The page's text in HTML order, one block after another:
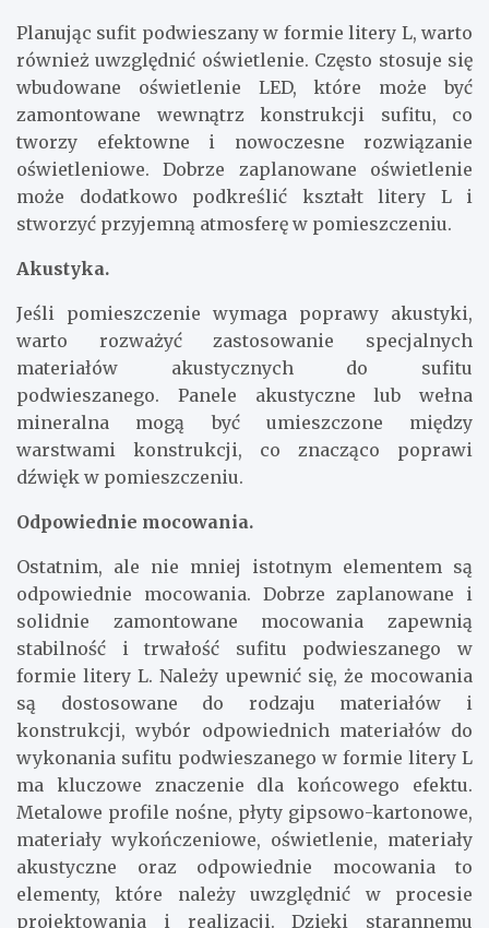
Planując sufit podwieszany w formie litery L, warto
również uwzględnić oświetlenie. Często stosuje się
wbudowane oświetlenie LED, które może być
zamontowane wewnątrz konstrukcji sufitu, co
tworzy efektowne i nowoczesne rozwiązanie
oświetleniowe. Dobrze zaplanowane oświetlenie
może dodatkowo podkreślić kształt litery L i
stworzyć przyjemną atmosferę w pomieszczeniu.
Akustyka.
Jeśli pomieszczenie wymaga poprawy akustyki,
warto rozważyć zastosowanie specjalnych
materiałów akustycznych do sufitu
podwieszanego. Panele akustyczne lub wełna
mineralna mogą być umieszczone między
warstwami konstrukcji, co znacząco poprawi
dźwięk w pomieszczeniu.
Odpowiednie mocowania.
Ostatnim, ale nie mniej istotnym elementem są
odpowiednie mocowania. Dobrze zaplanowane i
solidnie zamontowane mocowania zapewnią
stabilność i trwałość sufitu podwieszanego w
formie litery L. Należy upewnić się, że mocowania
są dostosowane do rodzaju materiałów i
konstrukcji, wybór odpowiednich materiałów do
wykonania sufitu podwieszanego w formie litery L
ma kluczowe znaczenie dla końcowego efektu.
Metalowe profile nośne, płyty gipsowo-kartonowe,
materiały wykończeniowe, oświetlenie, materiały
akustyczne oraz odpowiednie mocowania to
elementy, które należy uwzględnić w procesie
projektowania i realizacji. Dzięki starannemu